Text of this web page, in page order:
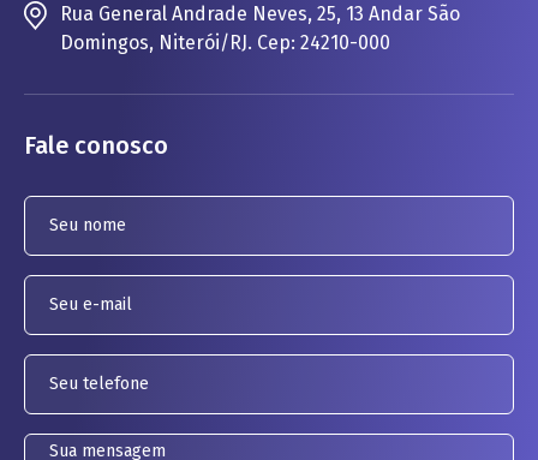
Rua General Andrade Neves, 25, 13 Andar São
Domingos, Niterói/RJ. Cep: 24210-000
Fale conosco